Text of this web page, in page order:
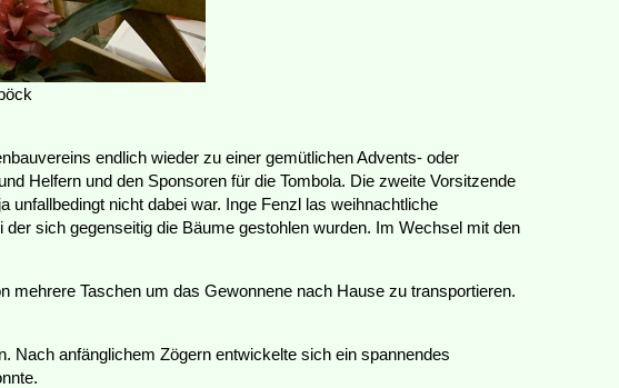
endlich wieder zu einer gemütlichen Advents- oder
Helfern und den Sponsoren für die Tombola. Die zweite Vorsitzende
nicht dabei war. Inge Fenzl las weihnachtliche
sich gegenseitig die Bäume gestohlen wurden. Im Wechsel mit den
mehrere Taschen um das Gewonnene nach Hause zu transportieren.
Nach anfänglichem Zögern entwickelte sich ein spannendes